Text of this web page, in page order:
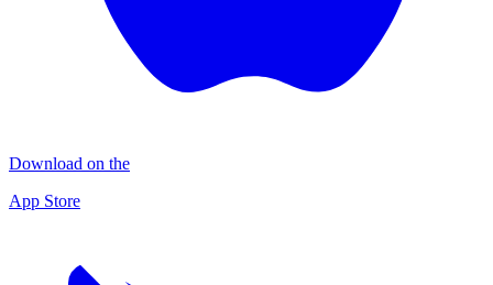
Download on the
App Store